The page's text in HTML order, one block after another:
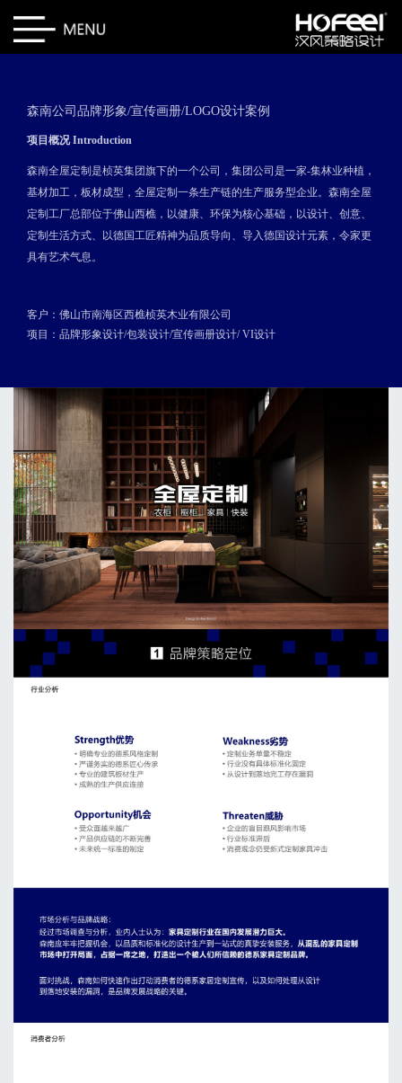
森南公司品牌形象/宣传画册/LOGO设计案例
项目概况 Introduction
森南全屋定制是桢英集团旗下的一个公司，集团公司是一家-集林业种植，
基材加工，板材成型，全屋定制一条生产链的生产服务型企业。森南全屋
定制工厂总部位于佛山西樵，以健康、环保为核心基础，以设计、创意、
定制生活方式、以德国工匠精神为品质导向、导入德国设计元素，令家更
具有艺术气息。
客户：佛山市南海区西樵桢英木业有限公司
项目：品牌形象设计/包装设计/宣传画册设计/ VI设计